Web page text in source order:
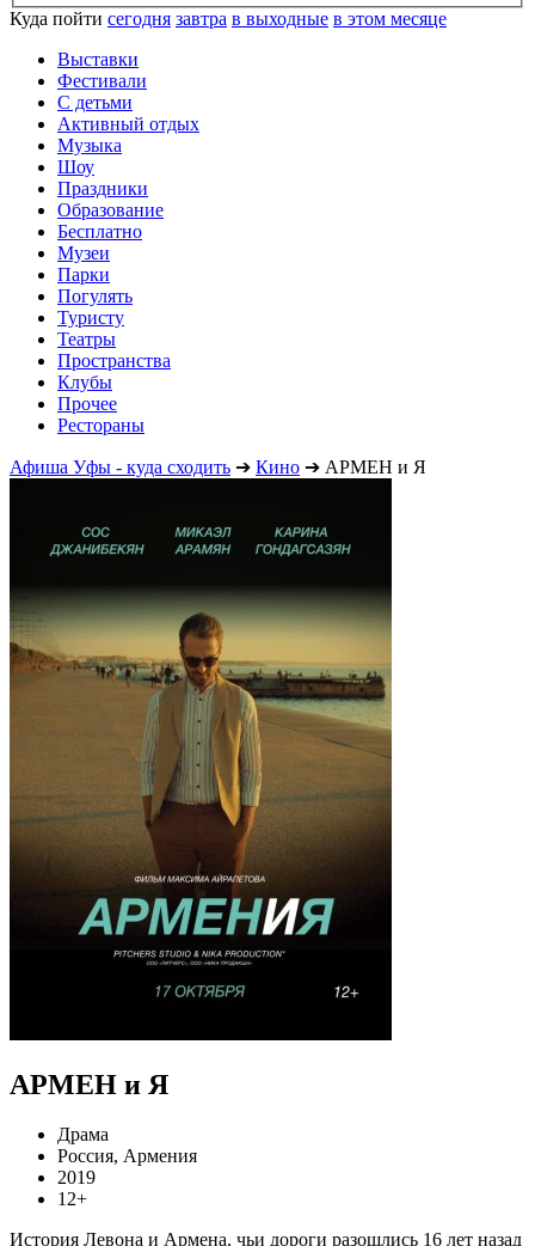
Куда пойти сегодня завтра в выходные в этом месяце
Выставки
Фестивали
С детьми
Активный отдых
Музыка
Шоу
Праздники
Образование
Бесплатно
Музеи
Парки
Погулять
Туристу
Театры
Пространства
Клубы
Прочее
Рестораны
Афиша Уфы - куда сходить ➔ Кино ➔ АРМЕН и Я
АРМЕН и Я
Драма
Россия, Армения
2019
12+
История Левона и Армена, чьи дороги разошлись 16 лет назад